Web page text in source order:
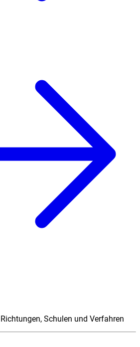
Schulen und Verfahren